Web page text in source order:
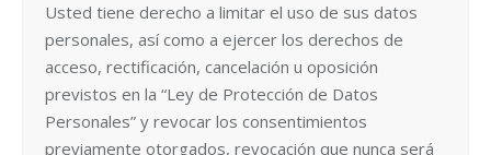
Usted tiene derecho a limitar el uso de sus datos
personales, así como a ejercer los derechos de
acceso, rectificación, cancelación u oposición
previstos en la “Ley de Protección de Datos
Personales” y revocar los consentimientos
previamente otorgados, revocación que nunca será